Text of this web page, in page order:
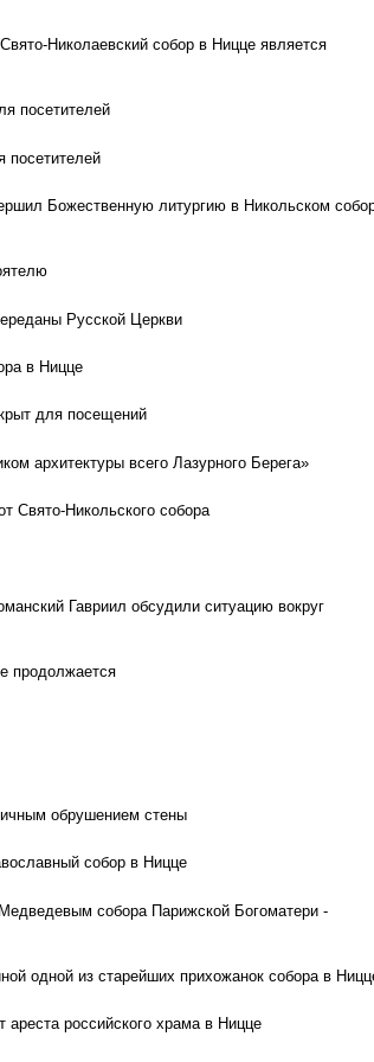
Николаевский собор в Ницце является
посетителей
посетителей
Божественную литургию в Никольском
Русской Церкви
в Ницце
для посещений
архитектуры всего Лазурного Берега»
Свято-Никольского собора
Гавриил обсудили ситуацию вокруг
продолжается
обрушением стены
собор в Ницце
собора Парижской Богоматери -
одной из старейших прихожанок собора в
российского храма в Ницце